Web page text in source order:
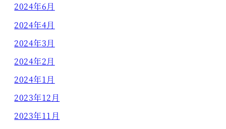
2024年6月
2024年4月
2024年3月
2024年2月
2024年1月
2023年12月
2023年11月